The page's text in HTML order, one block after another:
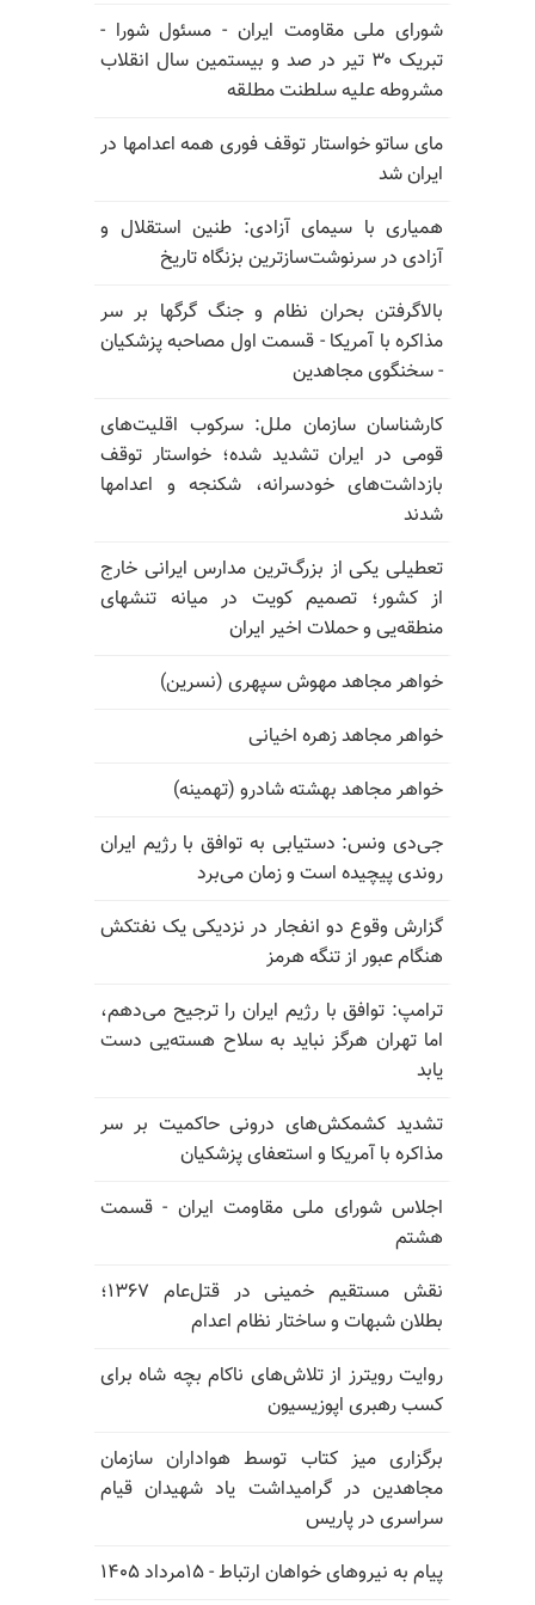
شورای ملی مقاومت ایران - مسئول شورا -
تبریک ۳۰ تیر در صد و بیستمین سال انقلاب
مشروطه علیه سلطنت مطلقه
مای ساتو خواستار توقف فوری همه اعدامها در
ایران شد
همیاری با سیمای آزادی: طنین استقلال و
آزادی در سرنوشت‌سازترین بزنگاه تاریخ
بالا‌گرفتن بحران نظام و جنگ گرگها بر سر
مذاکره با آمریکا - قسمت اول مصاحبه پزشکیان
- سخنگوی مجاهدین
کارشناسان سازمان ملل: سرکوب اقلیت‌های
قومی در ایران تشدید شده؛ خواستار توقف
بازداشت‌های خودسرانه، شکنجه و اعدامها
شدند
تعطیلی یکی از بزرگ‌ترین مدارس ایرانی خارج
از کشور؛ تصمیم کویت در میانه تنشهای
منطقه‌یی و حملات اخیر ایران
خواهر مجاهد مهوش سپهری (نسرین)
خواهر مجاهد زهره اخیانی
خواهر مجاهد بهشته شادرو (تهمینه)
جی‌دی ونس: دستیابی به توافق با رژیم ایران
روندی پیچیده است و زمان می‌برد
گزارش وقوع دو انفجار در نزدیکی یک نفتکش
هنگام عبور از تنگه هرمز
ترامپ: توافق با رژیم ایران را ترجیح می‌دهم،
اما تهران هرگز نباید به سلاح هسته‌یی دست
یابد
تشدید کشمکش‌های درونی حاکمیت بر سر
مذاکره با آمریکا و استعفای پزشکیان
اجلاس شورای ملی مقاومت ایران - قسمت
هشتم
نقش مستقیم خمینی در قتل‌عام ۱۳۶۷؛
بطلان شبهات و ساختار نظام اعدام
روایت رویترز از تلاش‌های ناکام بچه شاه برای
کسب رهبری اپوزیسیون
برگزاری میز کتاب توسط هواداران سازمان
مجاهدین در گرامیداشت یاد شهیدان قیام
سراسری در پاریس
پیام به نیروهای خواهان ارتباط - ۱۵مرداد ۱۴۰۵